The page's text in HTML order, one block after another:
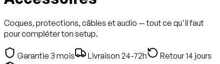
Coques, protections, câbles et audio — tout ce qu'il faut
pour compléter ton setup.
Garantie 3 mois Livraison 24-72h
Retour 14 jours